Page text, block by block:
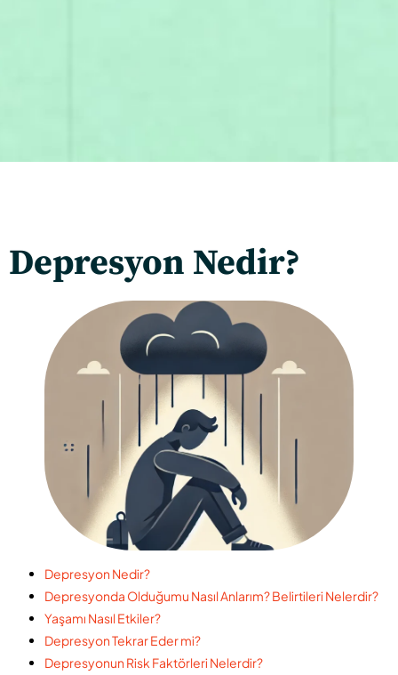
Depresyon Nedir?
Depresyon Nedir?
Depresyonda Olduğumu Nasıl Anlarım? Belirtileri Nelerdir?
Yaşamı Nasıl Etkiler?
Depresyon Tekrar Eder mi?
Depresyonun Risk Faktörleri Nelerdir?